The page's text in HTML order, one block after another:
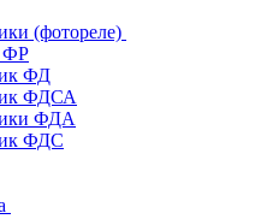
(фотореле)
ФР
ФД
ФДСА
ФДА
ФДС